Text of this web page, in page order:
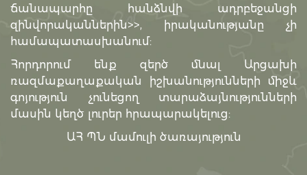
ճանապարհը հանձնվի ադրբեջանցի
զինվորականներին>>, իրականությանը չի
համապատասխանում:
Հորդորում ենք զերծ մնալ Արցախի
ռազմաքաղաքական իշխանությունների միջև
գոյություն չունեցող տարաձայնությունների
մասին կեղծ լուրեր հրապարակելուց:
ԱՀ ՊՆ մամուլի ծառայություն